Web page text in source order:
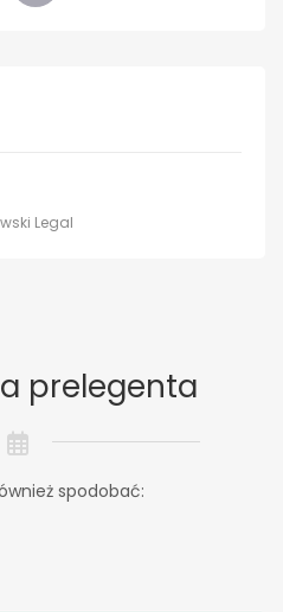
Legal
prelegenta
spodobać: